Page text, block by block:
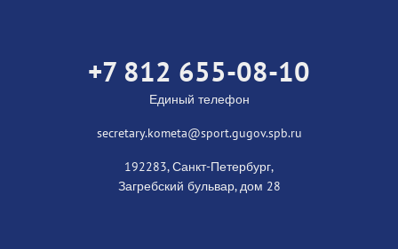
+7 812 655-08-10
Единый телефон
secretary.kometa@sport.gugov.spb.ru
192283, Санкт-Петербург,
Загребский бульвар, дом 28